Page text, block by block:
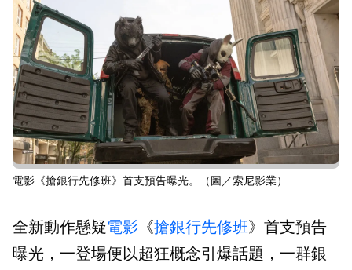
電影《搶銀行先修班》首支預告曝光。（圖／索尼影業）
全新動作懸疑電影 《搶銀行先修班》首支預告
曝光，一登場便以超狂概念引爆話題，一群銀